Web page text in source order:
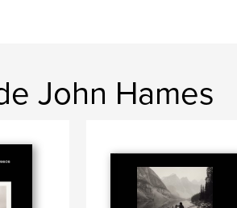
John Hames